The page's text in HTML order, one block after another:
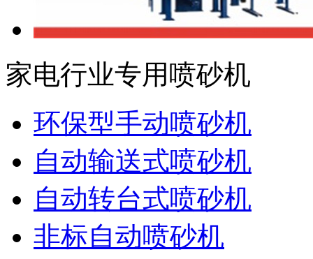
家电行业专用喷砂机
环保型手动喷砂机
自动输送式喷砂机
自动转台式喷砂机
非标自动喷砂机